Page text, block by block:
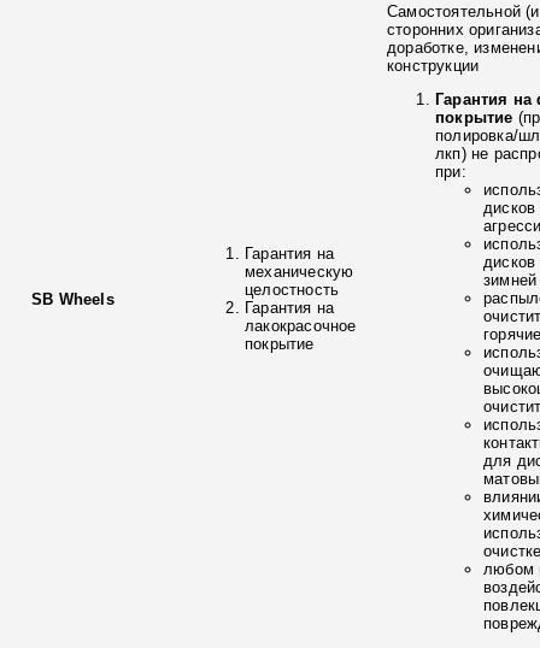
SB Wheels
Гарантия на
механическую
целостность
Гарантия на
лакокрасочное
покрытие
Самостоятельной
сторонних
доработке,
конструкции
Гарантия
покрытие
полировка/
лкп) не
при:
зимней
для
любом